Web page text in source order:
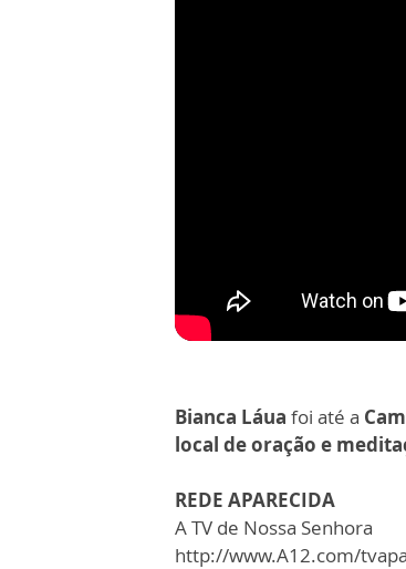
Bianca Láua foi até a
local de oração e
REDE APARECIDA
A TV de Nossa Senhora
http://www.A12.com/